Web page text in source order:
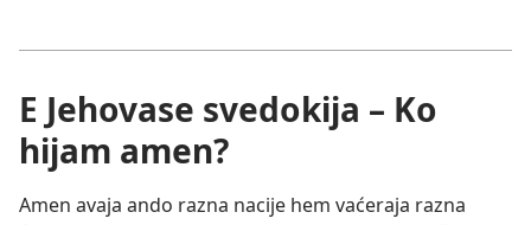
E Jehovase svedokija – Ko
hijam amen?
Amen avaja ando razna nacije hem vaćeraja razna